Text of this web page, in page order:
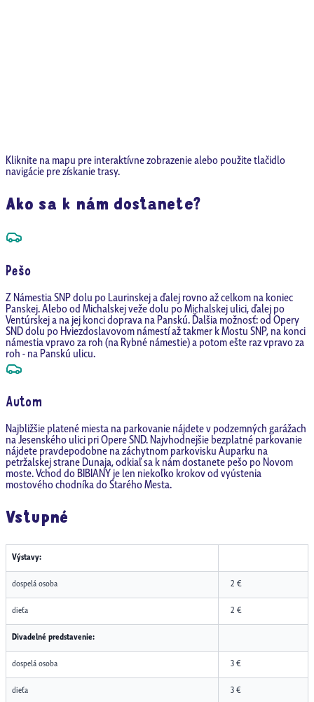
Kliknite na mapu pre interaktívne zobrazenie alebo použite tlačidlo
navigácie pre získanie trasy.
Ako sa k nám dostanete?
Pešo
Z Námestia SNP dolu po Laurinskej a ďalej rovno až celkom na koniec
Panskej. Alebo od Michalskej veže dolu po Michalskej ulici, ďalej po
Ventúrskej a na jej konci doprava na Panskú. Ďalšia možnosť: od Opery
SND dolu po Hviezdoslavovom námestí až takmer k Mostu SNP, na konci
námestia vpravo za roh (na Rybné námestie) a potom ešte raz vpravo za
roh - na Panskú ulicu.
Autom
Najbližšie platené miesta na parkovanie nájdete v podzemných garážach
na Jesenského ulici pri Opere SND. Najvhodnejšie bezplatné parkovanie
nájdete pravdepodobne na záchytnom parkovisku Auparku na
petržalskej strane Dunaja, odkiaľ sa k nám dostanete pešo po Novom
moste. Vchod do BIBIANY je len niekoľko krokov od vyústenia
mostového chodníka do Starého Mesta.
Vstupné
Výstavy:
dospelá osoba 2 €
dieťa 2 €
Divadelné predstavenie:
dospelá osoba 3 €
dieťa 3 €